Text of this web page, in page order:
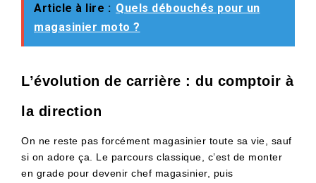
Article à lire : Quels débouchés pour un
magasinier moto ?
L’évolution de carrière : du comptoir à
la direction
On ne reste pas forcément magasinier toute sa vie, sauf
si on adore ça. Le parcours classique, c’est de monter
en grade pour devenir chef magasinier, puis